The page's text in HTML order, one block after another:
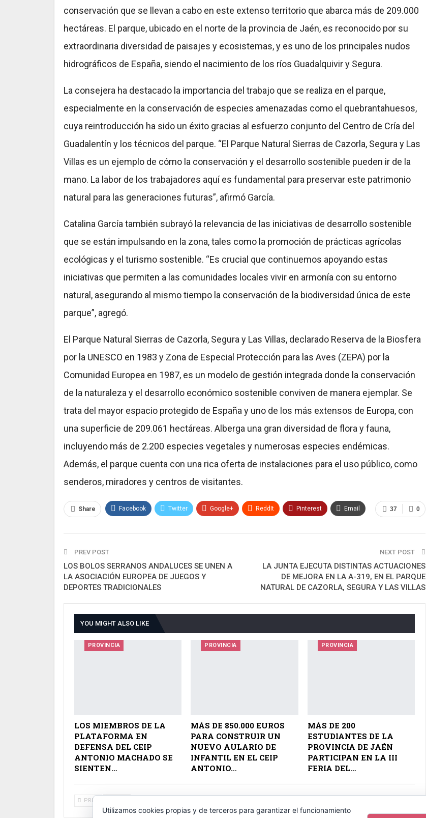
conservación que se llevan a cabo en este extenso territorio que abarca más de 209.000
hectáreas. El parque, ubicado en el norte de la provincia de Jaén, es reconocido por su
extraordinaria diversidad de paisajes y ecosistemas, y es uno de los principales nudos
hidrográficos de España, siendo el nacimiento de los ríos Guadalquivir y Segura.
La consejera ha destacado la importancia del trabajo que se realiza en el parque,
especialmente en la conservación de especies amenazadas como el quebrantahuesos,
cuya reintroducción ha sido un éxito gracias al esfuerzo conjunto del Centro de Cría del
Guadalentín y los técnicos del parque. “El Parque Natural Sierras de Cazorla, Segura y Las
Villas es un ejemplo de cómo la conservación y el desarrollo sostenible pueden ir de la
mano. La labor de los trabajadores aquí es fundamental para preservar este patrimonio
natural para las generaciones futuras”, afirmó García.
Catalina García también subrayó la relevancia de las iniciativas de desarrollo sostenible
que se están impulsando en la zona, tales como la promoción de prácticas agrícolas
ecológicas y el turismo sostenible. “Es crucial que continuemos apoyando estas
iniciativas que permiten a las comunidades locales vivir en armonía con su entorno
natural, asegurando al mismo tiempo la conservación de la biodiversidad única de este
parque”, agregó.
El Parque Natural Sierras de Cazorla, Segura y Las Villas, declarado Reserva de la Biosfera
por la UNESCO en 1983 y Zona de Especial Protección para las Aves (ZEPA) por la
Comunidad Europea en 1987, es un modelo de gestión integrada donde la conservación
de la naturaleza y el desarrollo económico sostenible conviven de manera ejemplar. Se
trata del mayor espacio protegido de España y uno de los más extensos de Europa, con
una superficie de 209.061 hectáreas. Alberga una gran diversidad de flora y fauna,
incluyendo más de 2.200 especies vegetales y numerosas especies endémicas.
Además, el parque cuenta con una rica oferta de instalaciones para el uso público, como
senderos, miradores y centros de visitantes.
0
37
Share Facebook Twitter Google+ ReddIt Pinterest Email
PREV POST
LOS BOLOS SERRANOS ANDALUCES SE UNEN A
LA ASOCIACIÓN EUROPEA DE JUEGOS Y
DEPORTES TRADICIONALES
NEXT POST
LA JUNTA EJECUTA DISTINTAS ACTUACIONES
DE MEJORA EN LA A-319, EN EL PARQUE
NATURAL DE CAZORLA, SEGURA Y LAS VILLAS
YOU MIGHT ALSO LIKE
PROVINCIA
LOS MIEMBROS DE LA
PLATAFORMA EN
DEFENSA DEL CEIP
ANTONIO MACHADO SE
SIENTEN…
PROVINCIA
MÁS DE 850.000 EUROS
PARA CONSTRUIR UN
NUEVO AULARIO DE
INFANTIL EN EL CEIP
ANTONIO…
PROVINCIA
MÁS DE 200
ESTUDIANTES DE LA
PROVINCIA DE JAÉN
PARTICIPAN EN LA III
FERIA DEL…
PREV
Utilizamos cookies propias y de terceros para garantizar el funcionamiento